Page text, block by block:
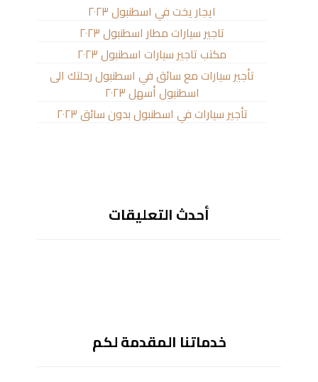
ايجار يخت في اسطنبول ٢٠٢٣
تاجير سيارات مطار اسطنبول ٢٠٢٣
مكتب تاجير سيارات اسطنبول ٢٠٢٣
تأجير سيارات مع سائق في اسطنبول رحلتك الى
اسطنبول أسهل ٢٠٢٣
تأجير سيارات في اسطنبول بدون سائق ٢٠٢٣
أحدث التعليقات
خدماتنا المقدمة لكم